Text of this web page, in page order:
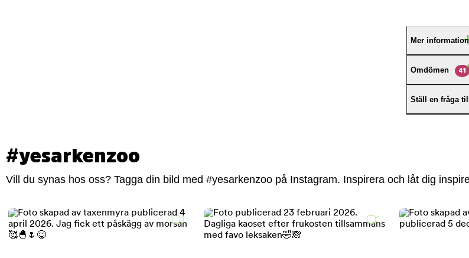
Mer information
Omdömen 41
Ställ en fråga
#yesarkenzoo
Vill du synas hos oss? Tagga din bild med #yesarkenzoo på Instagram. Inspirera och låt dig